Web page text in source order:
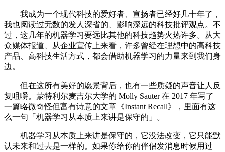
我成为一个现代科技的爱好者、宣扬者已经好几十年了，
我也阅读过无数的发人深省的、影响深远的科技批评观点。不
过，这几年的机器学习要远比其他的科技趋势火热许多。从大
众媒体报道、从企业宣传上来看，许多曾经在理想中的高科技
产品、高科技生活方式，都会借助机器学习的力量来到我们身
边。
但在这所有美好的愿景背后，也有一些质疑的声音让人反
复咀嚼。蒙特利尔麦吉尔大学的 Molly Sauter 在 2017 年写了
一篇略微奇怪但富有诗意的文章《Instant Recall》，里面有这
么一句「机器学习从本质上来讲是保守的」。
机器学习从本质上来讲是保守的，它没法改变，它只能默
认未来和过去是一样的。如果你给你的伴侣发消息时候用过